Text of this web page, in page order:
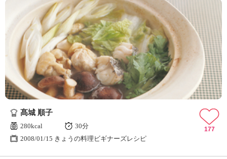
髙城 順子
280kcal
30分
2008/01/15 きょうの料理ビギナーズレシピ
177